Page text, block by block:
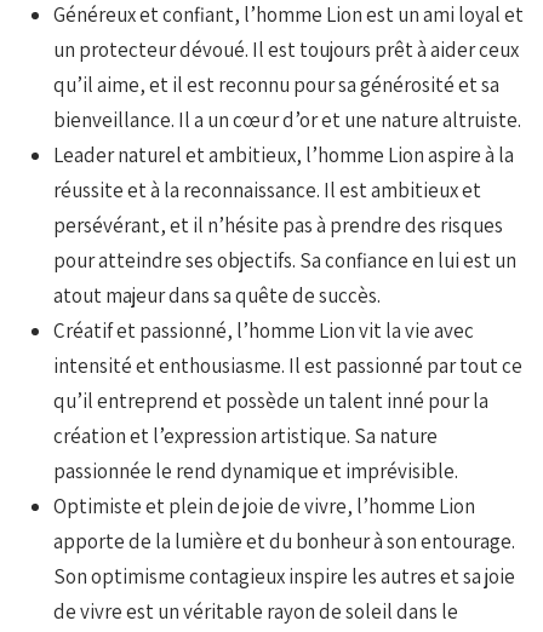
Généreux et confiant, l’homme Lion est un ami loyal et
un protecteur dévoué. Il est toujours prêt à aider ceux
qu’il aime, et il est reconnu pour sa générosité et sa
bienveillance. Il a un cœur d’or et une nature altruiste.
Leader naturel et ambitieux, l’homme Lion aspire à la
réussite et à la reconnaissance. Il est ambitieux et
persévérant, et il n’hésite pas à prendre des risques
pour atteindre ses objectifs. Sa confiance en lui est un
atout majeur dans sa quête de succès.
Créatif et passionné, l’homme Lion vit la vie avec
intensité et enthousiasme. Il est passionné par tout ce
qu’il entreprend et possède un talent inné pour la
création et l’expression artistique. Sa nature
passionnée le rend dynamique et imprévisible.
Optimiste et plein de joie de vivre, l’homme Lion
apporte de la lumière et du bonheur à son entourage.
Son optimisme contagieux inspire les autres et sa joie
de vivre est un véritable rayon de soleil dans le